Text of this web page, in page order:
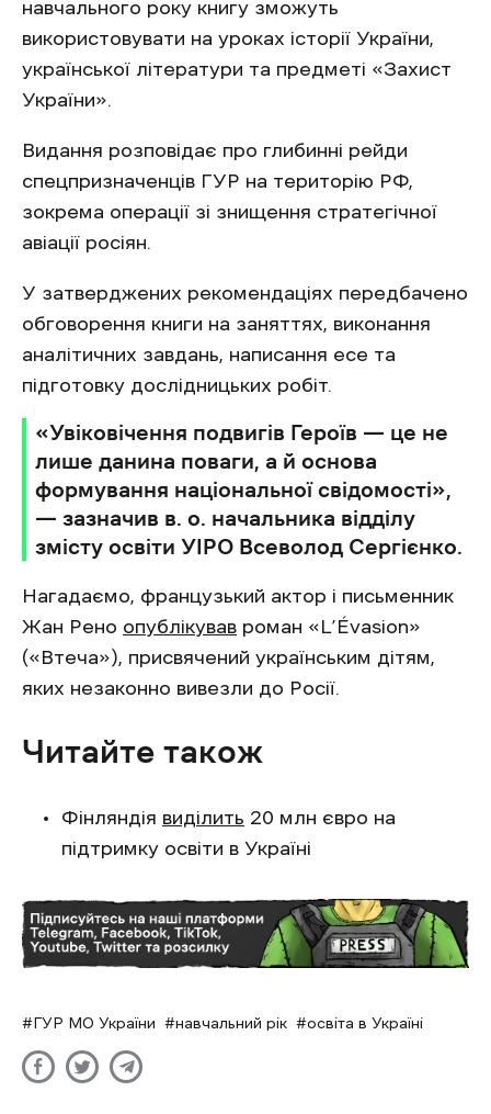
навчального року книгу зможуть
використовувати на уроках історії України,
української літератури та предметі «Захист
України».
Видання розповідає про глибинні рейди
спецпризначенців ГУР на територію РФ,
зокрема операції зі знищення стратегічної
авіації росіян.
У затверджених рекомендаціях передбачено
обговорення книги на заняттях, виконання
аналітичних завдань, написання есе та
підготовку дослідницьких робіт.
«Увіковічення подвигів Героїв — це не
лише данина поваги, а й основа
формування національної свідомості»,
— зазначив в. о. начальника відділу
змісту освіти УІРО Всеволод Сергієнко.
Нагадаємо, французький актор і письменник
Жан Рено опублікував роман «L’Évasion»
(«Втеча»), присвячений українським дітям,
яких незаконно вивезли до Росії.
Читайте також
Фінляндія виділить 20 млн євро на
підтримку освіти в Україні
ГУР МО України навчальний рік освіта в Україні